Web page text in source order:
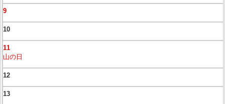
9
10
11
山の日
12
13